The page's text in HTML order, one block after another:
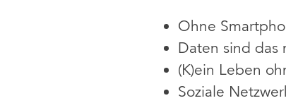
Ohne
Daten sind das
(K)ein Leben
Soziale